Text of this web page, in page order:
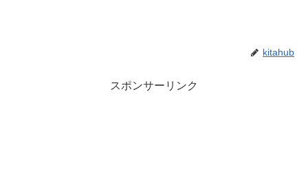
kitahub
スポンサーリンク